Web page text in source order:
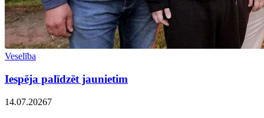
Veselība
Iespēja palīdzēt jaunietim
14.07.20267